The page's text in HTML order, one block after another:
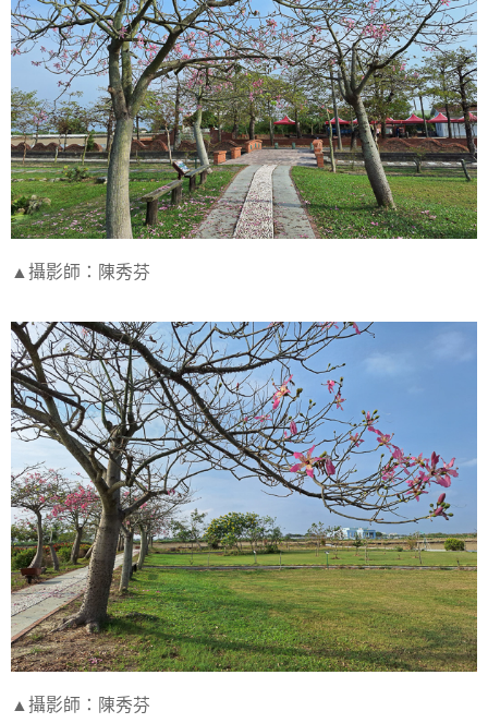
▲攝影師：陳秀芬
▲攝影師：陳秀芬